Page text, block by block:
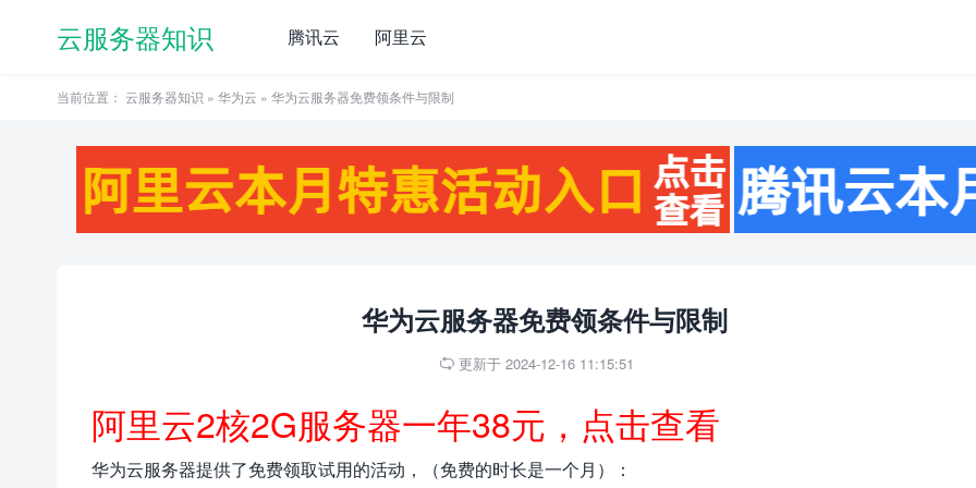
云服务器知识 腾讯云 阿里云
当前位置： 云服务器知识 » 华为云 » 华为云服务器免费领条件与限制
华为云服务器免费领条件与限制
 更新于 2024-12-16 11:15:51
阿里云2核2G服务器一年38元，点击查看
华为云服务器提供了免费领取试用的活动，（免费的时长是一个月）：